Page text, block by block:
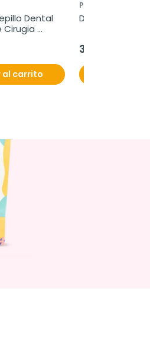
Dental
Cirugia
al carrito
PROCARE HEALTH
DCARE K2, 84
31,60 €